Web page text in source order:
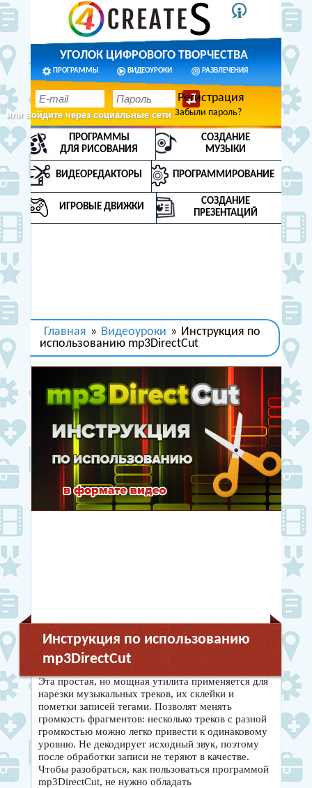
УГОЛОК ЦИФРОВОГО ТВОРЧЕСТВА
ПРОГРАММЫ ВИДЕОУРОКИ РАЗВЛЕЧЕНИЯ
Регистрация
Забыли пароль?
или войдите через социальные сети
ПРОГРАММЫ
ДЛЯ РИСОВАНИЯ
СОЗДАНИЕ
МУЗЫКИ
ВИДЕОРЕДАКТОРЫ ПРОГРАММИРОВАНИЕ
ИГРОВЫЕ ДВИЖКИ
СОЗДАНИЕ
ПРЕЗЕНТАЦИЙ
Главная » Видеоуроки » Инструкция по
использованию mp3DirectCut
Инструкция по использованию
mp3DirectCut
Эта простая, но мощная утилита применяется для
нарезки музыкальных треков, их склейки и
пометки записей тегами. Позволят менять
громкость фрагментов: несколько треков с разной
громкостью можно легко привести к одинаковому
уровню. Не декодирует исходный звук, поэтому
после обработки записи не теряют в качестве.
Чтобы разобраться, как пользоваться программой
mp3DirectCut, не нужно обладать